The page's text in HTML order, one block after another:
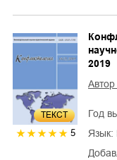
ТЕКСТ
5
2019
Год
Язык: